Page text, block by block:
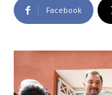
Facebook